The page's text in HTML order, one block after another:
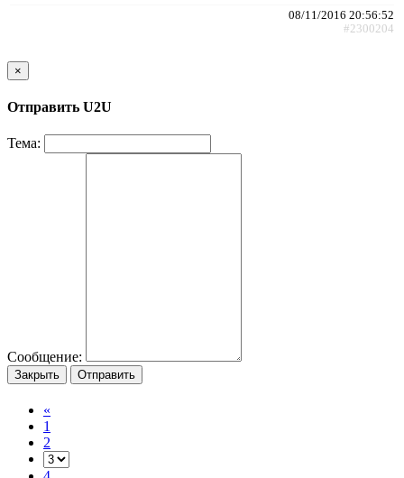
08/11/2016 20:56:52
#2300204
×
Отправить U2U
Тема:
Сообщение:
Закрыть Отправить
«
1
2